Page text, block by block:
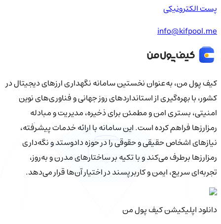
پست الکترونیکی
info@kifpool.me
کیف‌ پول من، به‌عنوان نخستین سامانه نگهداری ارزهای دیجیتال در
کشور، با بهره‌گیری از استانداردهای روز جهانی و فناوری‌های نوین
امنیتی، بستری امن و مطمئن برای ذخیره، مدیریت و مبادله
رمزارزها فراهم کرده است. این سامانه با ارائه خدمات پیشرفته،
نیازهای اشخاص حقیقی و حقوقی را در حوزه دادوستد و نگه‌داری
رمزارزها برطرف می‌کند و با تکیه بر ساختارهای مدرن و به‌روز،
تجربه‌ای سریع، ایمن و کاربرپسند در اختیار آن‌ها قرار می‌دهد.
دانلود اپلیکیشن کیف‌ پول من